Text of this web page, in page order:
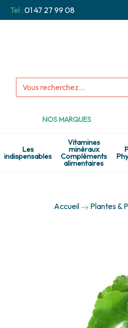
Tel : 01 47 27 99 08
NOS MARQUES
Les
indispensables
Vitamines
minéraux
Compléments
alimentaires
Accueil Plantes &